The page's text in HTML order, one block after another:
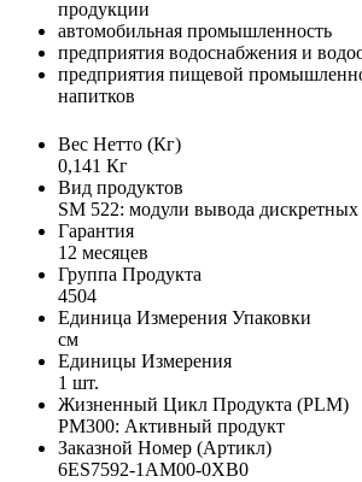
продукции
автомобильная промышленность
предприятия водоснабжения и
предприятия пищевой
напитков
Вес Нетто (Кг)
0,141 Кг
Вид продуктов
SM 522: модули вывода дискретных
Гарантия
12 месяцев
Группа Продукта
4504
Единица Измерения Упаковки
см
Единицы Измерения
1 шт.
Жизненный Цикл Продукта (PLM)
PM300: Активный продукт
Заказной Номер (Артикл)
6ES7592-1AM00-0XB0